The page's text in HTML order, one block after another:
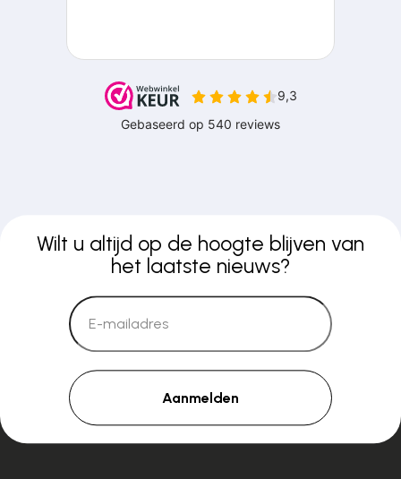
Wilt u altijd op de hoogte blijven van
het laatste nieuws?
Aanmelden